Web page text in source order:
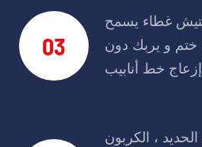
03
غطاء يسمح
ختم و يربك دون
الحديد ، الكربون